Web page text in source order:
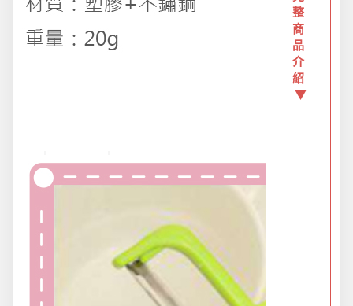
布置專區
整
商
品
介
紹
▼